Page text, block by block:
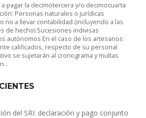
pagar la decimotercera y/o decimocuarta
Personas naturales o jurídicas
no a llevar contabilidad (incluyendo a las
de hecho) Sucesiones indivisas
autónomos En el caso de los artesanos
calificados, respecto de su personal
se sujetarán al cronograma y multas
del SRI: declaración y pago conjunto